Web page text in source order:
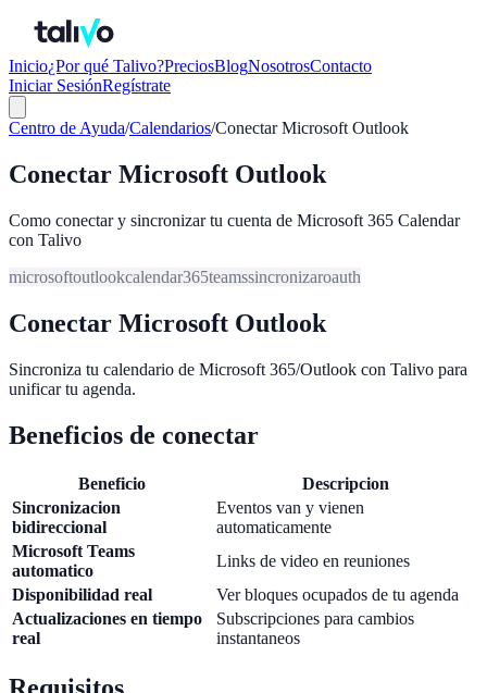
Inicio¿Por qué Talivo?PreciosBlogNosotrosContacto
Iniciar SesiónRegístrate
Centro de Ayuda/Calendarios/Conectar Microsoft Outlook
Conectar Microsoft Outlook
Como conectar y sincronizar tu cuenta de Microsoft 365 Calendar
con Talivo
microsoftoutlookcalendar365teamssincronizaroauth
Conectar Microsoft Outlook
Sincroniza tu calendario de Microsoft 365/Outlook con Talivo para
unificar tu agenda.
Beneficios de conectar
Beneficio
Descripcion
Sincronizacion
bidireccional
Eventos van y vienen
automaticamente
Microsoft Teams
automatico
Links de video en reuniones
Disponibilidad real
Ver bloques ocupados de tu agenda
Actualizaciones en tiempo
real
Subscripciones para cambios
instantaneos